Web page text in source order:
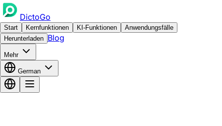
DictoGo
Start Kernfunktionen KI-Funktionen
Anwendungsfälle
Herunterladen Blog
Mehr
German